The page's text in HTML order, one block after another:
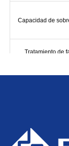
Capacidad de
Tratamiento de
Protocolo de